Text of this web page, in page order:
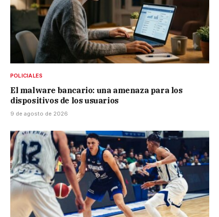
POLICIALES
El malware bancario: una amenaza para los
dispositivos de los usuarios
9 de agosto de 2026